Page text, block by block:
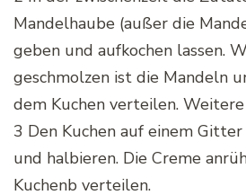
Mandelhaube (außer die
geben und aufkochen lassen.
geschmolzen ist die Mandeln
dem Kuchen verteilen.
3 Den Kuchen auf einem
und halbieren. Die Creme
Kuchenb verteilen.